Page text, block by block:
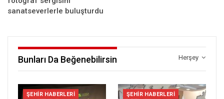
sanatseverlerle buluşturdu
Herşey
Bunları Da Beğenebilirsin
ŞEHIR HABERLERI ŞEHIR HABERLERI